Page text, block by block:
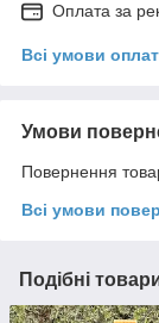
Оплата за
Всі умови
Умови
Повернення
Всі умови
Подібні